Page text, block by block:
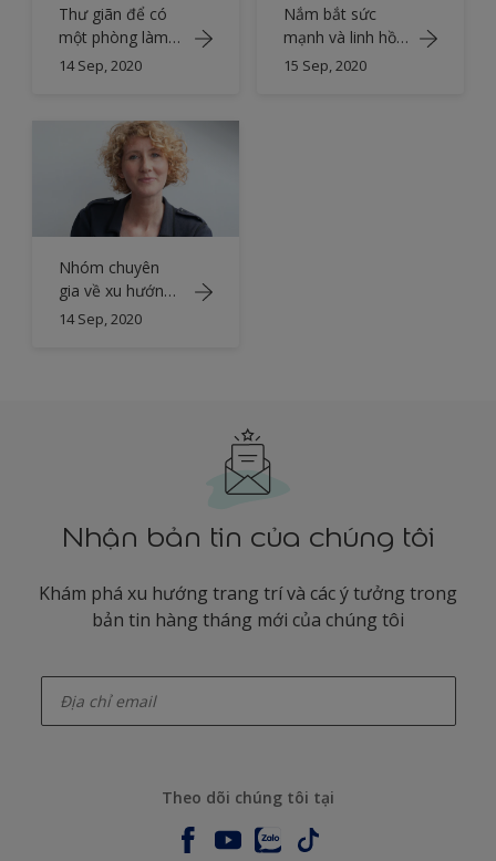
Thư giãn để có
một phòng làm
việc giàu tính
14 Sep, 2020
Nắm bắt sức
mạnh và linh hồn
của châu Phi
15 Sep, 2020
Nhóm chuyên
gia về xu hướng
màu sắc
14 Sep, 2020
Nhận bản tin của chúng tôi
Khám phá xu hướng trang trí và các ý tưởng trong
bản tin hàng tháng mới của chúng tôi
Theo dõi chúng tôi tại